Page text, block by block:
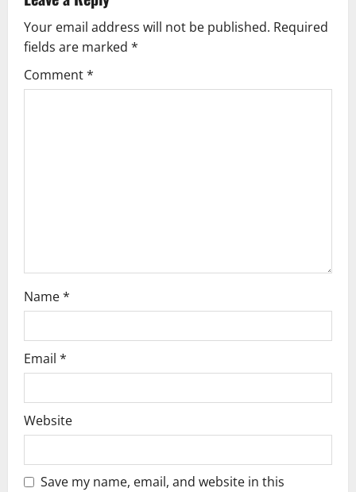
Your email address will not be published. Required
fields are marked *
Comment*
Name*
Email *
Website
Save my name, email, and website in this